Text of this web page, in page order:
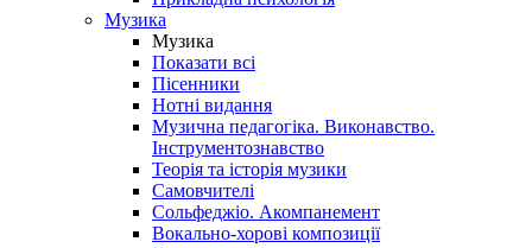
Музика
Музика
Показати всі
Пісенники
Нотні видання
Музична педагогіка. Виконавство.
Інструментознавство
Теорія та історія музики
Самовчителі
Сольфеджіо. Акомпанемент
Вокально-хорові композиції